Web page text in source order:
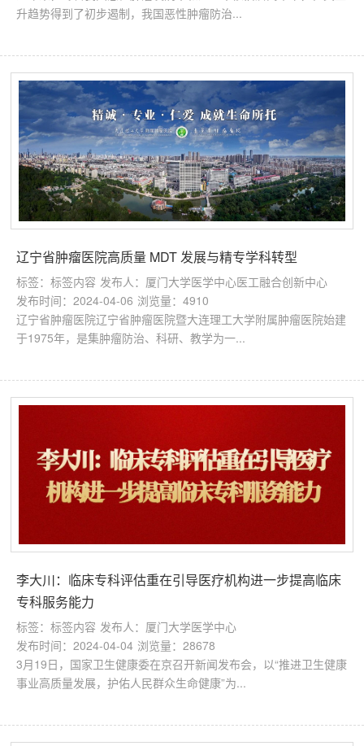
升趋势得到了初步遏制，我国恶性肿瘤防治...
辽宁省肿瘤医院高质量 MDT 发展与精专学科转型
标签：标签内容 发布人：厦门大学医学中心医工融合创新中心
发布时间：2024-04-06 浏览量：4910
辽宁省肿瘤医院辽宁省肿瘤医院暨大连理工大学附属肿瘤医院始建
于1975年，是集肿瘤防治、科研、教学为一...
李大川：临床专科评估重在引导医疗机构进一步提高临床
专科服务能力
标签：标签内容 发布人：厦门大学医学中心
发布时间：2024-04-04 浏览量：28678
3月19日，国家卫生健康委在京召开新闻发布会，以“推进卫生健康
事业高质量发展，护佑人民群众生命健康”为...